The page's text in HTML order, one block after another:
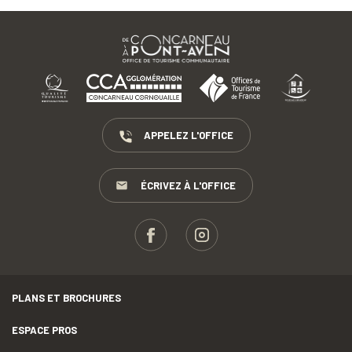
APPELEZ L'OFFICE
ÉCRIVEZ À L'OFFICE
PLANS ET BROCHURES
ESPACE PROS